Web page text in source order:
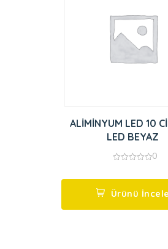
ALİMİNYUM LED 10
LED BEYAZ
5
0
Ürünü İncele